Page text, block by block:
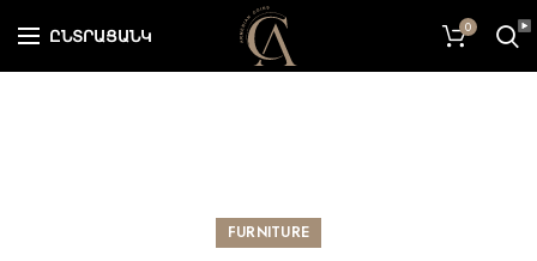
ԸՆՏՐԱՑԱՆԿ 0
FURNITURE